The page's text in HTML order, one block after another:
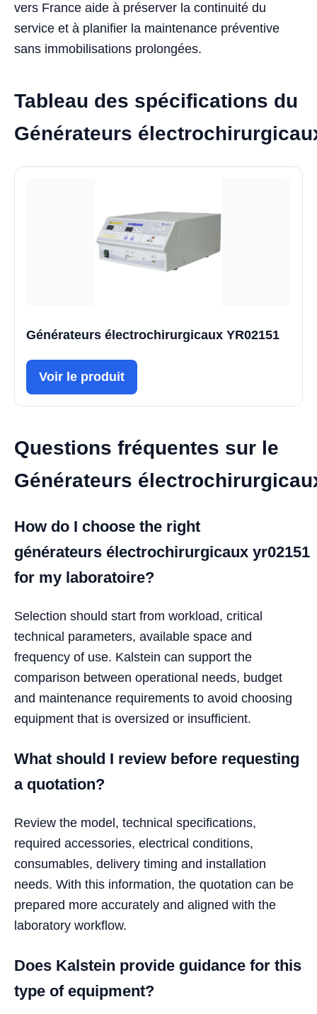
vers France aide à préserver la continuité du
service et à planifier la maintenance préventive
sans immobilisations prolongées.
Tableau des spécifications du
Générateurs
Générateurs électrochirurgicaux YR02151
Voir le produit
Questions fréquentes sur le
Générateurs
How do I choose the right
générateurs électrochirurgicaux yr02151
for my laboratoire?
Selection should start from workload, critical
technical parameters, available space and
frequency of use. Kalstein can support the
comparison between operational needs, budget
and maintenance requirements to avoid choosing
equipment that is oversized or insufficient.
What should I review before requesting
a quotation?
Review the model, technical specifications,
required accessories, electrical conditions,
consumables, delivery timing and installation
needs. With this information, the quotation can be
prepared more accurately and aligned with the
laboratory workflow.
Does Kalstein provide guidance for this
type of equipment?